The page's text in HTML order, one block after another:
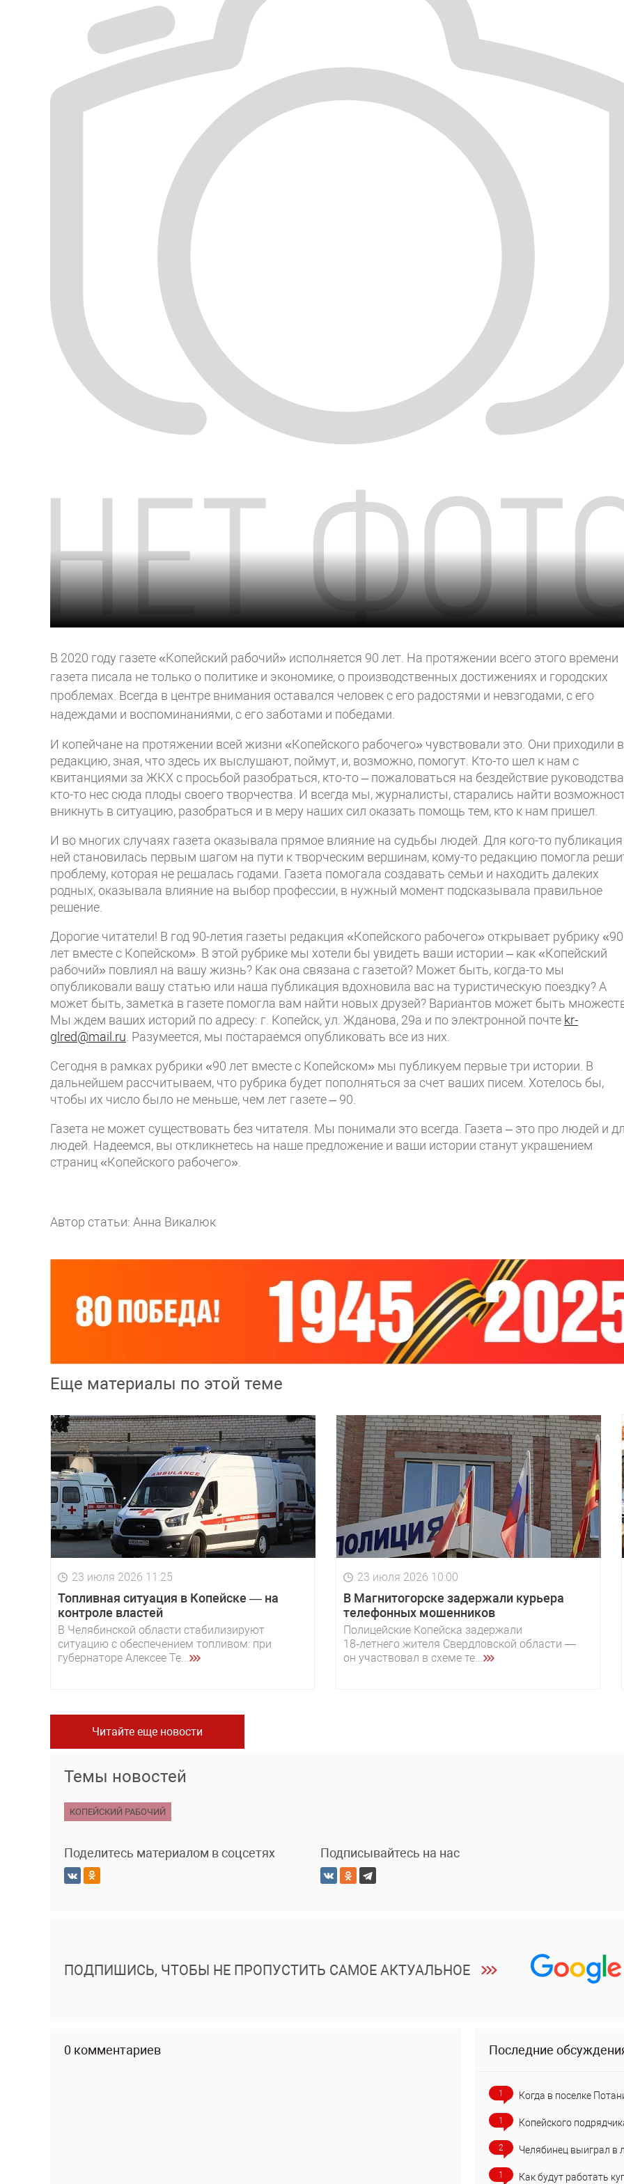
В 2020 году газете «Копейский рабочий» исполняется 90 лет. На протяжении всего этого времени
газета писала не только о политике и экономике, о производственных достижениях и городских
проблемах. Всегда в центре внимания оставался человек с его радостями и невзгодами, с его
надеждами и воспоминаниями, с его заботами и победами.
И копейчане на протяжении всей жизни «Копейского рабочего» чувствовали это. Они приходили в
редакцию, зная, что здесь их выслушают, поймут, и, возможно, помогут. Кто-то шел к нам с
квитанциями за ЖКХ с просьбой разобраться, кто-то – пожаловаться на бездействие
кто-то нес сюда плоды своего творчества. И всегда мы, журналисты, старались найти
вникнуть в ситуацию, разобраться и в меру наших сил оказать помощь тем, кто к нам пришел.
И во многих случаях газета оказывала прямое влияние на судьбы людей. Для кого-то публикация
ней становилась первым шагом на пути к творческим вершинам, кому-то редакцию помогла
проблему, которая не решалась годами. Газета помогала создавать семьи и находить далеких
родных, оказывала влияние на выбор профессии, в нужный момент подсказывала правильное
решение.
Дорогие читатели! В год 90-летия газеты редакция «Копейского рабочего» открывает рубрику «90
лет вместе с Копейском». В этой рубрике мы хотели бы увидеть ваши истории – как «Копейский
рабочий» повлиял на вашу жизнь? Как она связана с газетой? Может быть, когда-то мы
опубликовали вашу статью или наша публикация вдохновила вас на туристическую поездку? А
может быть, заметка в газете помогла вам найти новых друзей? Вариантов может быть
Мы ждем ваших историй по адресу: г. Копейск, ул. Жданова, 29а и по электронной почте kr-
glred@mail.ru. Разумеется, мы постараемся опубликовать все из них.
Сегодня в рамках рубрики «90 лет вместе с Копейском» мы публикуем первые три истории. В
дальнейшем рассчитываем, что рубрика будет пополняться за счет ваших писем. Хотелось бы,
чтобы их число было не меньше, чем лет газете – 90.
Газета не может существовать без читателя. Мы понимали это всегда. Газета – это про людей и
людей. Надеемся, вы откликнетесь на наше предложение и ваши истории станут украшением
страниц «Копейского рабочего».
Автор статьи: Анна Викалюк
Еще материалы по этой теме
23 июля 2026 11:25
Топливная ситуация в Копейске — на
контроле властей
В Челябинской области стабилизируют
ситуацию с обеспечением топливом: при
губернаторе Алексее Те...
23 июля 2026 10:00
В Магнитогорске задержали курьера
телефонных мошенников
Полицейские Копейска задержали
18‑летнего жителя Свердловской области —
он участвовал в схеме те...
Читайте еще новости
Темы новостей
КОПЕЙСКИЙ РАБОЧИЙ
Поделитесь материалом в соцсетях Подписывайтесь на нас
ПОДПИШИСЬ, ЧТОБЫ НЕ ПРОПУСТИТЬ САМОЕ АКТУАЛЬНОЕ
0 комментариев Последние
1 Когда в поселке
1 Копейского
2 Челябинец выиграл в
1 Как будут работать